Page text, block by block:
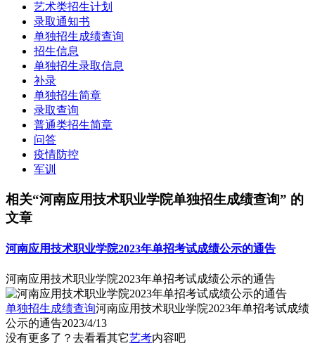
艺术类招生计划
录取通知书
单独招生成绩查询
招生信息
单独招生录取信息
补录
单独招生简章
录取查询
普通类招生简章
问答
疫情防控
军训
相关“河南应用技术职业学院单独招生成绩查询” 的
文章
河南应用技术职业学院2023年单招考试成绩公示的通告
河南应用技术职业学院2023年单招考试成绩公示的通告
单独招生成绩查询河南应用技术职业学院2023年单招考试成绩
公示的通告2023/4/13
没有更多了？去看看其它艺考内容吧